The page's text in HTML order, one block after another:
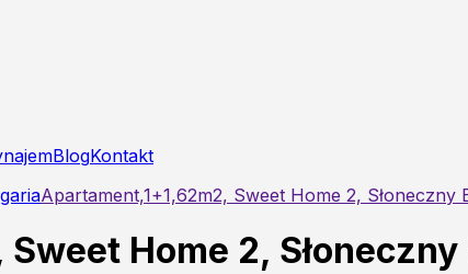
BlogKontakt
Apartament,1+1,62m2, Sweet Home 2, Słoneczny
Home 2, Słoneczny